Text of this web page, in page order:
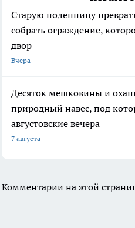
Старую поленницу
собрать ограждение,
двор
Вчера
Десяток мешковины и
природный навес, под
августовские вечера
7 августа
Комментарии на этой